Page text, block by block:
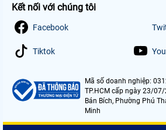
Kết nối với chúng tôi
Facebook
Tiktok
Mã số doanh nghiệp:
TP.HCM cấp ngày 23/
Bán Bích, Phường Phú
Minh